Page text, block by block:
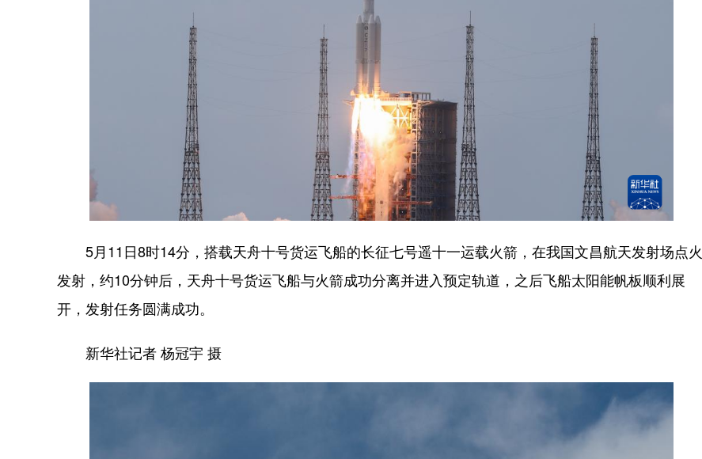
5月11日8时14分，搭载天舟十号货运飞船的长征七号遥十一运载火箭，在我国文昌航天发射场点火
发射，约10分钟后，天舟十号货运飞船与火箭成功分离并进入预定轨道，之后飞船太阳能帆板顺利展
开，发射任务圆满成功。
新华社记者 杨冠宇 摄